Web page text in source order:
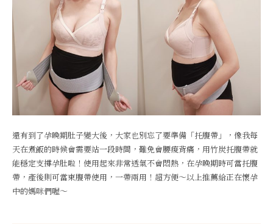
還有到了孕晚期肚子變大後，大家也別忘了要準備「托腹帶」，像我每
天在煮飯的時候會需要站一段時間，難免會腰痠背痛，用竹炭托腹帶就
能穩定支撐孕肚啦！使用起來非常透氣不會悶熱，在孕晚期時可當托腹
帶，產後則可當束腹帶使用，一帶兩用！超方便～以上推薦給正在懷孕
中的媽咪們喔～